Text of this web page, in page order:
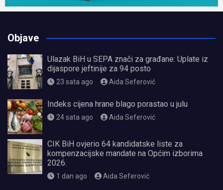
Objave
Ulazak BiH u SEPA znači za građane: Uplate iz
dijaspore jeftinije za 94 posto
23 sata ago Aida Seferović
Indeks cijena hrane blago porastao u julu
24 sata ago Aida Seferović
CIK BiH ovjerio 64 kandidatske liste za
kompenzacijske mandate na Općim izborima
2026.
1 dan ago Aida Seferović